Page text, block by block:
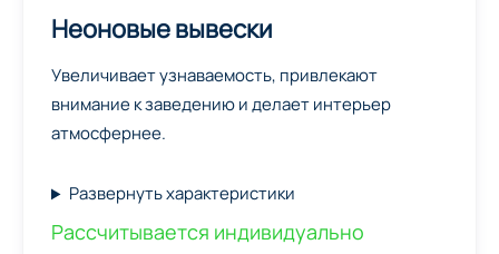
Неоновые вывески
Увеличивает узнаваемость, привлекают
внимание к заведению и делает интерьер
атмосфернее.
Развернуть характеристики
Рассчитывается индивидуально